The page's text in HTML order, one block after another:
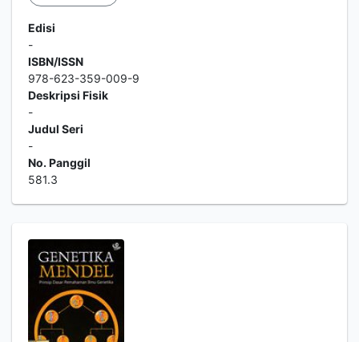
Edisi
-
ISBN/ISSN
978-623-359-009-9
Deskripsi Fisik
-
Judul Seri
-
No. Panggil
581.3